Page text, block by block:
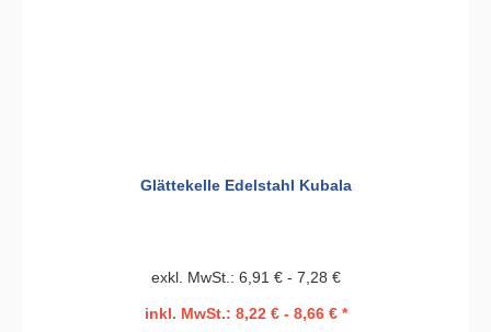
Glättekelle Edelstahl Kubala
exkl. MwSt.: 6,91 € - 7,28 €
inkl. MwSt.: 8,22 € - 8,66 € *